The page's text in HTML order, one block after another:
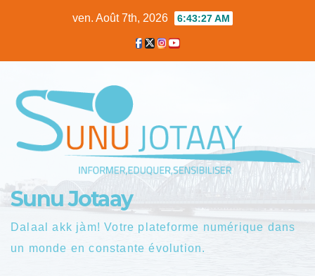
ven. Août 7th, 2026 6:43:28 AM
Sunu Jotaay
Dalaal akk jàm! Votre plateforme numérique dans
un monde en constante évolution.